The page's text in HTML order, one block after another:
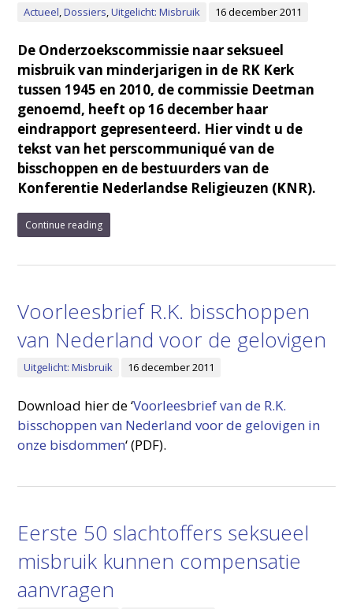
Actueel,Dossiers,Uitgelicht: Misbruik 16 december 2011
De Onderzoekscommissie naar seksueel
misbruik van minderjarigen in de RK Kerk
tussen 1945 en 2010, de commissie Deetman
genoemd, heeft op 16 december haar
eindrapport gepresenteerd. Hier vindt u de
tekst van het perscommuniqué van de
bisschoppen en de bestuurders van de
Konferentie Nederlandse Religieuzen (KNR).
Continue reading
Voorleesbrief R.K. bisschoppen
van Nederland voor de gelovigen
Uitgelicht: Misbruik 16 december 2011
Download hier de ‘Voorleesbrief van de R.K.
bisschoppen van Nederland voor de gelovigen in
onze bisdommen‘ (PDF).
Eerste 50 slachtoffers seksueel
misbruik kunnen compensatie
aanvragen